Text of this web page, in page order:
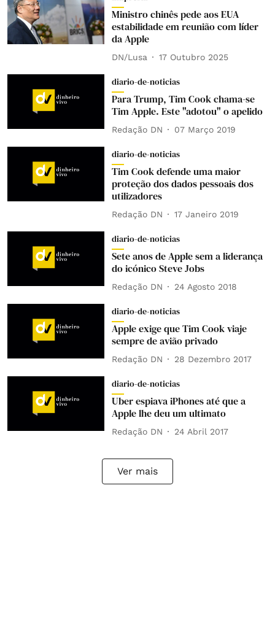
Ministro chinês pede aos EUA
estabilidade em reunião com líder
da Apple
DN/Lusa 17 Outubro 2025
diario-de-noticias
Para Trump, Tim Cook chama-se
Tim Apple. Este "adotou" o apelido
Redação DN 07 Março 2019
diario-de-noticias
Tim Cook defende uma maior
proteção dos dados pessoais dos
utilizadores
Redação DN 17 Janeiro 2019
diario-de-noticias
Sete anos de Apple sem a liderança
do icónico Steve Jobs
Redação DN 24 Agosto 2018
diario-de-noticias
Apple exige que Tim Cook viaje
sempre de avião privado
Redação DN 28 Dezembro 2017
diario-de-noticias
Uber espiava iPhones até que a
Apple lhe deu um ultimato
Redação DN 24 Abril 2017
Ver mais